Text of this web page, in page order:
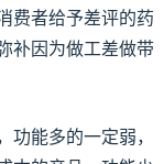
费者给予差评的药
补因为做工差做带
功能多的一定弱，